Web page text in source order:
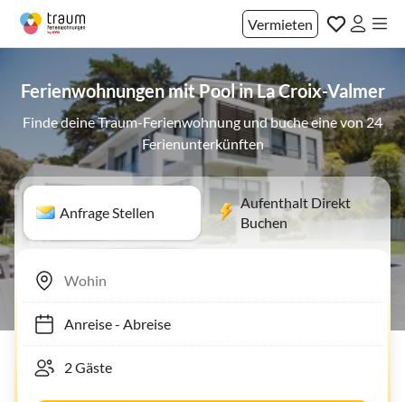
Vermieten
Ferienwohnungen mit Pool in La Croix-Valmer
Finde deine Traum-Ferienwohnung und buche eine von 24
Ferienunterkünften
Anfrage Stellen
Aufenthalt Direkt
Buchen
Anreise- Abreise